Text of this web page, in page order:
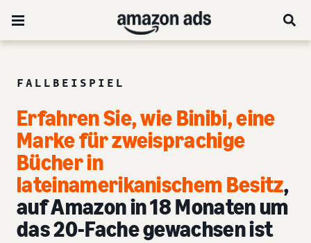
FALLBEISPIEL
Erfahren Sie, wie Binibi, eine
Marke für zweisprachige
Bücher in
lateinamerikanischem Besitz,
auf Amazon in 18 Monaten um
das 20-Fache gewachsen ist